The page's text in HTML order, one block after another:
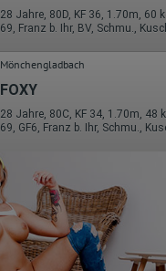
Mönchengladbach
FOXY